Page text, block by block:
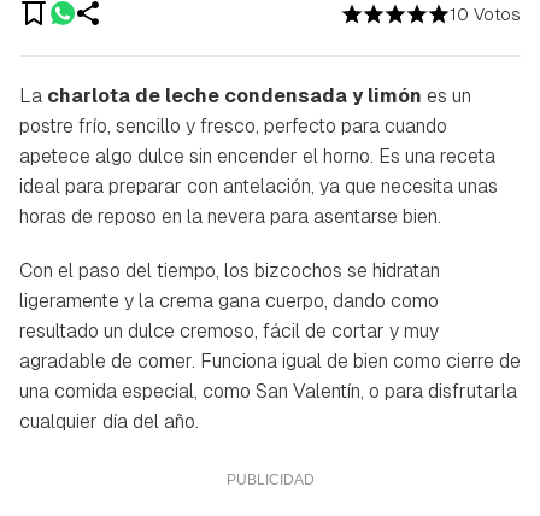
10 Votos
La charlota de leche condensada y limón es un
postre frío, sencillo y fresco, perfecto para cuando
apetece algo dulce sin encender el horno. Es una receta
ideal para preparar con antelación, ya que necesita unas
horas de reposo en la nevera para asentarse bien.
Con el paso del tiempo, los bizcochos se hidratan
ligeramente y la crema gana cuerpo, dando como
resultado un dulce cremoso, fácil de cortar y muy
agradable de comer. Funciona igual de bien como cierre de
una comida especial, como San Valentín, o para disfrutarla
cualquier día del año.